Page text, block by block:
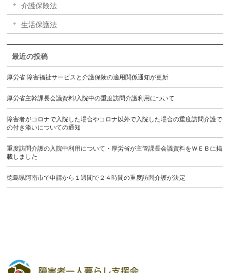
介護保険法
生活保護法
最近の投稿
厚労省 障害福祉サービスと介護保険の適用関係通知が更新
厚労省主幹課長会議資料/入院中の重度訪問介護利用について
障害者がコロナで入院した場合やコロナ以外で入院した場合の重度訪問介護で
の付き添いについての通知
重度訪問介護の入院中利用について・厚労省が主管課長会議資料をＷＥＢに掲
載しました
徳島県阿南市で申請から１週間で２４時間の重度訪問介護が決定